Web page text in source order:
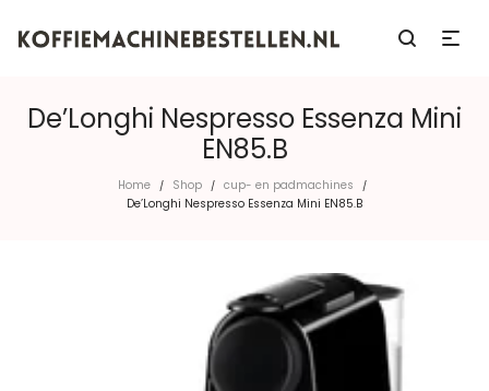
De’Longhi Nespresso Essenza Mini
EN85.B
Home / Shop / cup- en padmachines /
De’Longhi Nespresso Essenza Mini EN85.B